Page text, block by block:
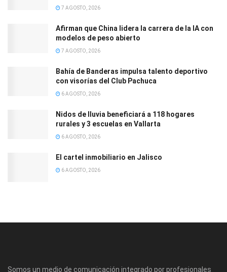
7 AGOSTO, 2026
Afirman que China lidera la carrera de la IA con
modelos de peso abierto
7 AGOSTO, 2026
Bahía de Banderas impulsa talento deportivo
con visorías del Club Pachuca
6 AGOSTO, 2026
Nidos de lluvia beneficiará a 118 hogares
rurales y 3 escuelas en Vallarta
6 AGOSTO, 2026
El cartel inmobiliario en Jalisco
6 AGOSTO, 2026
Somos un medio de comunicación integrado por profesionales